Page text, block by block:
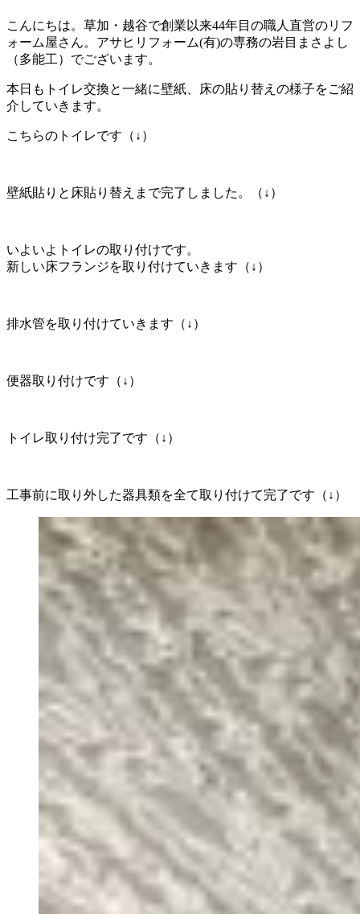
こんにちは。草加・越谷で創業以来44年目の職人直営のリフ
ォーム屋さん。アサヒリフォーム(有)の専務の岩目まさよし
（多能工）でございます。
本日もトイレ交換と一緒に壁紙、床の貼り替えの様子をご紹
介していきます。
こちらのトイレです（↓）
壁紙貼りと床貼り替えまで完了しました。（↓）
いよいよトイレの取り付けです。
新しい床フランジを取り付けていきます（↓）
排水管を取り付けていきます（↓）
便器取り付けです（↓）
トイレ取り付け完了です（↓）
工事前に取り外した器具類を全て取り付けて完了です（↓）